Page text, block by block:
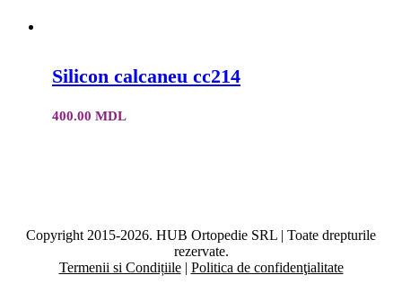
Silicon calcaneu cc214
400.00 MDL
Copyright 2015-2026. HUB Ortopedie SRL | Toate drepturile
rezervate.
Termenii si Condițiile| Politica de confidenţialitate